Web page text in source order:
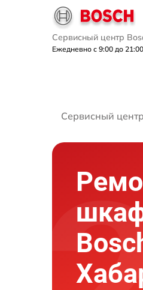
Сервисный центр
Ежедневно с 9:00 до 21:00
Сервисный